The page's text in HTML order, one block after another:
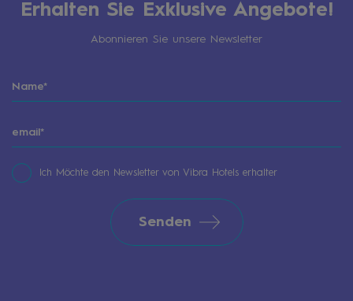
Erhalten Sie Exklusive Angebote!
Abonnieren Sie unsere Newsletter
Ich Möchte den Newsletter von Vibra Hotels erhalter
Senden